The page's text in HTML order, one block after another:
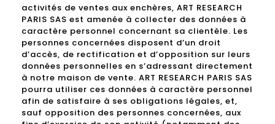
activités de ventes aux enchères, ART RESEARCH
PARIS SAS est amenée à collecter des données à
caractère personnel concernant sa clientèle. Les
personnes concernées disposent d’un droit
d’accès, de rectification et d’opposition sur leurs
données personnelles en s’adressant directement
à notre maison de vente. ART RESEARCH PARIS SAS
pourra utiliser ces données à caractère personnel
afin de satisfaire à ses obligations légales, et,
sauf opposition des personnes concernées, aux